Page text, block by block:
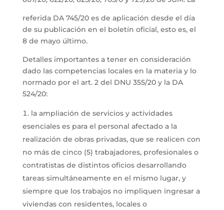
referida DA 745/20 es de aplicación desde el día
de su publicación en el boletín oficial, esto es, el
8 de mayo último.
Detalles importantes a tener en consideración
dado las competencias locales en la materia y lo
normado por el art. 2 del DNU 355/20 y la DA
524/20:
la ampliación de servicios y actividades
esenciales es para el personal afectado a la
realización de obras privadas, que se realicen con
no más de cinco (5) trabajadores, profesionales o
contratistas de distintos oficios desarrollando
tareas simultáneamente en el mismo lugar, y
siempre que los trabajos no impliquen ingresar a
viviendas con residentes, locales o